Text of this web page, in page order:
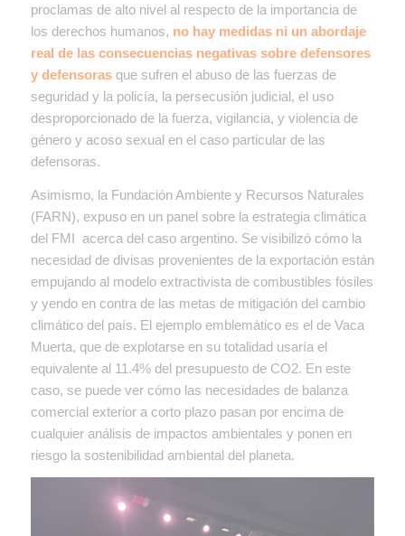
proclamas de alto nivel al respecto de la importancia de
los derechos humanos, no hay medidas ni un abordaje
real de las consecuencias negativas sobre defensores
y defensorasque sufren el abuso de las fuerzas de
seguridad y la policía, la persecusión judicial, el uso
desproporcionado de la fuerza, vigilancia, y violencia de
género y acoso sexual en el caso particular de las
defensoras.
Asimismo, la Fundación Ambiente y Recursos Naturales
(FARN), expuso en un panel sobre la estrategia climática
del FMI acerca del caso argentino. Se visibilizó cómo la
necesidad de divisas provenientes de la exportación están
empujando al modelo extractivista de combustibles fósiles
y yendo en contra de las metas de mitigación del cambio
climático del país. El ejemplo emblemático es el de Vaca
Muerta, que de explotarse en su totalidad usaría el
equivalente al 11.4% del presupuesto de CO2. En este
caso, se puede ver cómo las necesidades de balanza
comercial exterior a corto plazo pasan por encima de
cualquier análisis de impactos ambientales y ponen en
riesgo la sostenibilidad ambiental del planeta.